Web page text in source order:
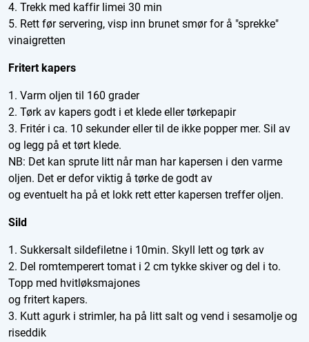
4. Trekk med kaffir limei 30 min
5. Rett før servering, visp inn brunet smør for å "sprekke"
vinaigretten
Fritert kapers
1. Varm oljen til 160 grader
2. Tørk av kapers godt i et klede eller tørkepapir
3. Fritér i ca. 10 sekunder eller til de ikke popper mer. Sil av
og legg på et tørt klede.
NB: Det kan sprute litt når man har kapersen i den varme
oljen. Det er defor viktig å tørke de godt av
og eventuelt ha på et lokk rett etter kapersen treffer oljen.
Sild
1. Sukkersalt sildefiletne i 10min. Skyll lett og tørk av
2. Del romtemperert tomat i 2 cm tykke skiver og del i to.
Topp med hvitløksmajones
og fritert kapers.
3. Kutt agurk i strimler, ha på litt salt og vend i sesamolje og
riseddik